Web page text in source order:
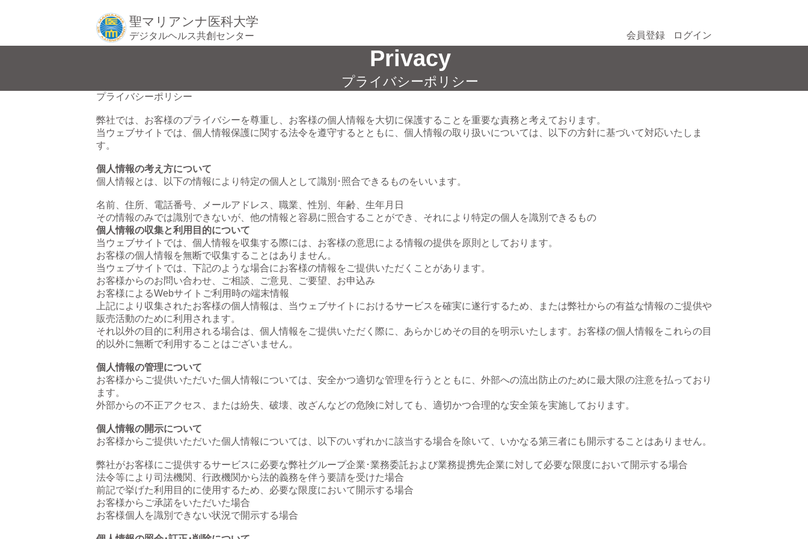
聖マリアンナ医科大学
デジタルヘルス共創センター 会員登録 ログイン
Privacy
プライバシーポリシー
プライバシーポリシー
弊社では、お客様のプライバシーを尊重し、お客様の個人情報を大切に保護することを重要な責務と考えております。
当ウェブサイトでは、個人情報保護に関する法令を遵守するとともに、個人情報の取り扱いについては、以下の方針に基づいて対応いたしま
す。
個人情報の考え方について
個人情報とは、以下の情報により特定の個人として識別･照合できるものをいいます。
名前、住所、電話番号、メールアドレス、職業、性別、年齢、生年月日
その情報のみでは識別できないが、他の情報と容易に照合することができ、それにより特定の個人を識別できるもの
個人情報の収集と利用目的について
当ウェブサイトでは、個人情報を収集する際には、お客様の意思による情報の提供を原則としております。
お客様の個人情報を無断で収集することはありません。
当ウェブサイトでは、下記のような場合にお客様の情報をご提供いただくことがあります。
お客様からのお問い合わせ、ご相談、ご意見、ご要望、お申込み
お客様によるWebサイトご利用時の端末情報
上記により収集されたお客様の個人情報は、当ウェブサイトにおけるサービスを確実に遂行するため、または弊社からの有益な情報のご提供や
販売活動のために利用されます。
それ以外の目的に利用される場合は、個人情報をご提供いただく際に、あらかじめその目的を明示いたします。お客様の個人情報をこれらの目
的以外に無断で利用することはございません。
個人情報の管理について
お客様からご提供いただいた個人情報については、安全かつ適切な管理を行うとともに、外部への流出防止のために最大限の注意を払っており
ます。
外部からの不正アクセス、または紛失、破壊、改ざんなどの危険に対しても、適切かつ合理的な安全策を実施しております。
個人情報の開示について
お客様からご提供いただいた個人情報については、以下のいずれかに該当する場合を除いて、いかなる第三者にも開示することはありません。
弊社がお客様にご提供するサービスに必要な弊社グループ企業･業務委託および業務提携先企業に対して必要な限度において開示する場合
法令等により司法機関、行政機関から法的義務を伴う要請を受けた場合
前記で挙げた利用目的に使用するため、必要な限度において開示する場合
お客様からご承諾をいただいた場合
お客様個人を識別できない状況で開示する場合